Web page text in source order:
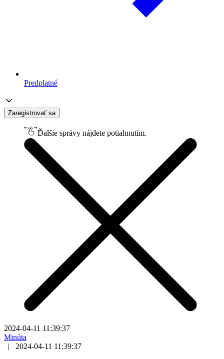
Predplatné
Zaregistrovať sa
Ďalšie správy nájdete potiahnutím.
2024-04-11 11:39:37
Minúta
|
2024-04-11 11:39:37